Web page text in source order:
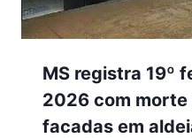
MS registra 19º
2026 com morte
facadas em